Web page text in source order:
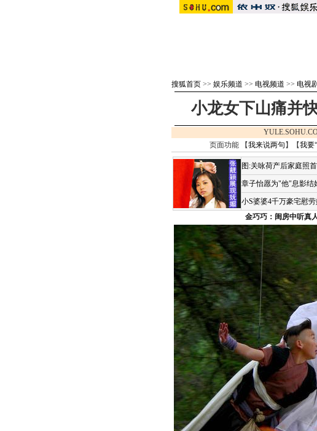
搜狐首页 >> 娱乐频道 >> 电视频道 >> 电视
小龙女下山痛并
页面功能 【我来说两句 】【我要
图:关咏荷产后家庭照
章子怡愿为"他"息影结
小S婆婆4千万豪宅慰劳
金巧巧：闺房中听真